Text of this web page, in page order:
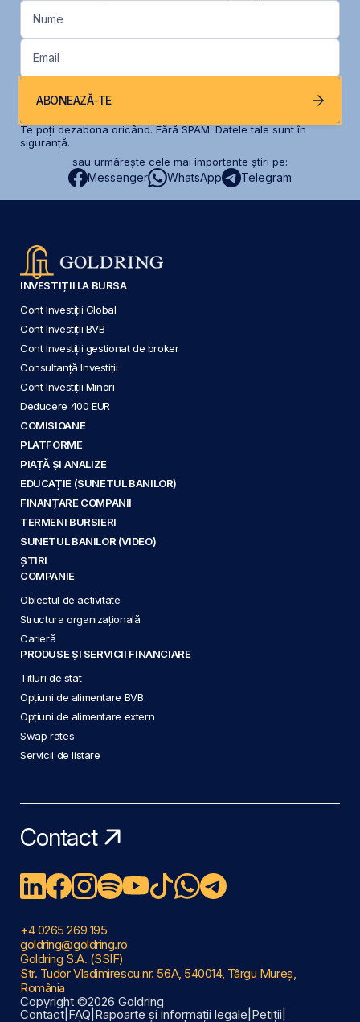
Nume
Email
ABONEAZĂ-TE
Te poți dezabona oricând. Fără SPAM. Datele tale sunt în
siguranță.
sau urmărește cele mai importante știri pe:
Messenger WhatsApp Telegram
INVESTIȚII LA BURSA
Cont Investiții Global
Cont Investiții BVB
Cont Investiții gestionat de broker
Consultanță Investiții
Cont Investiții Minori
Deducere 400 EUR
COMISIOANE
PLATFORME
PIAȚĂ ȘI ANALIZE
EDUCAȚIE (SUNETUL BANILOR)
FINANȚARE COMPANII
TERMENI BURSIERI
SUNETUL BANILOR (VIDEO)
ȘTIRI
COMPANIE
Obiectul de activitate
Structura organizațională
Carieră
PRODUSE ȘI SERVICII FINANCIARE
Titluri de stat
Opțiuni de alimentare BVB
Opțiuni de alimentare extern
Swap rates
Servicii de listare
Contact
+4 0265 269 195
goldring@goldring.ro
Goldring S.A. (SSIF)
Str. Tudor Vladimirescu nr. 56A, 540014, Târgu Mureș,
România
Copyright ©2026 Goldring
Contact FAQ Rapoarte și informații legale Petiții